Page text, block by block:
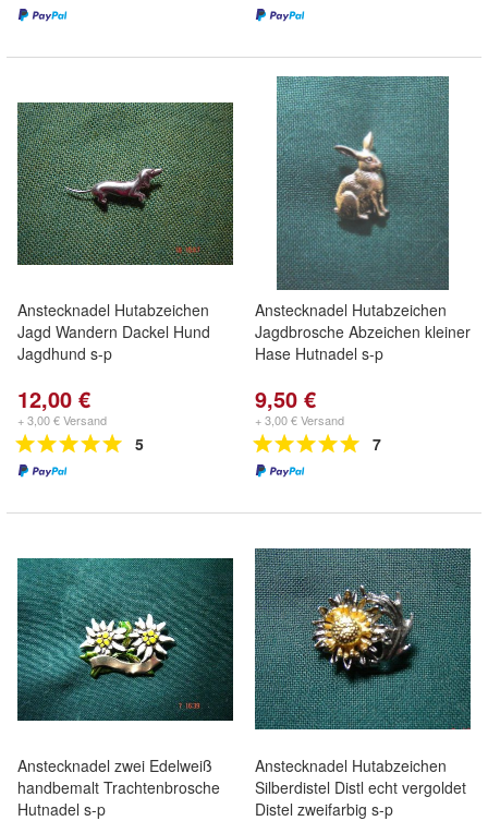
Anstecknadel Hutabzeichen
Jagd Wandern Dackel Hund
Jagdhund s-p
12,00 €
+ 3,00 € Versand
5
Anstecknadel Hutabzeichen
Jagdbrosche Abzeichen kleiner
Hase Hutnadel s-p
9,50 €
+ 3,00 € Versand
7
Anstecknadel zwei Edelweiß
handbemalt Trachtenbrosche
Hutnadel s-p
Anstecknadel Hutabzeichen
Silberdistel Distl echt vergoldet
Distel zweifarbig s-p